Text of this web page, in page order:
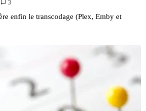
3
enfin le transcodage (Plex, Emby et